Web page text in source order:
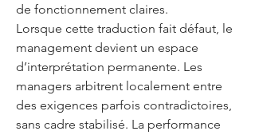
de fonctionnement claires.
Lorsque cette traduction fait défaut, le
management devient un espace
d’interprétation permanente. Les
managers arbitrent localement entre
des exigences parfois contradictoires,
sans cadre stabilisé. La performance